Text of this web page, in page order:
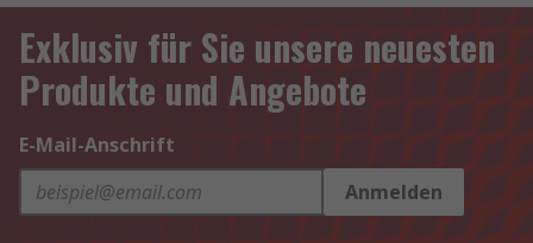
Exklusiv für Sie unsere neuesten
Produkte und Angebote
E-Mail-Anschrift
Anmelden